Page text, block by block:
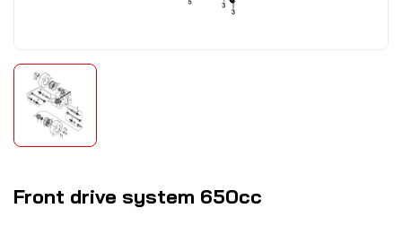
Front drive system 650cc